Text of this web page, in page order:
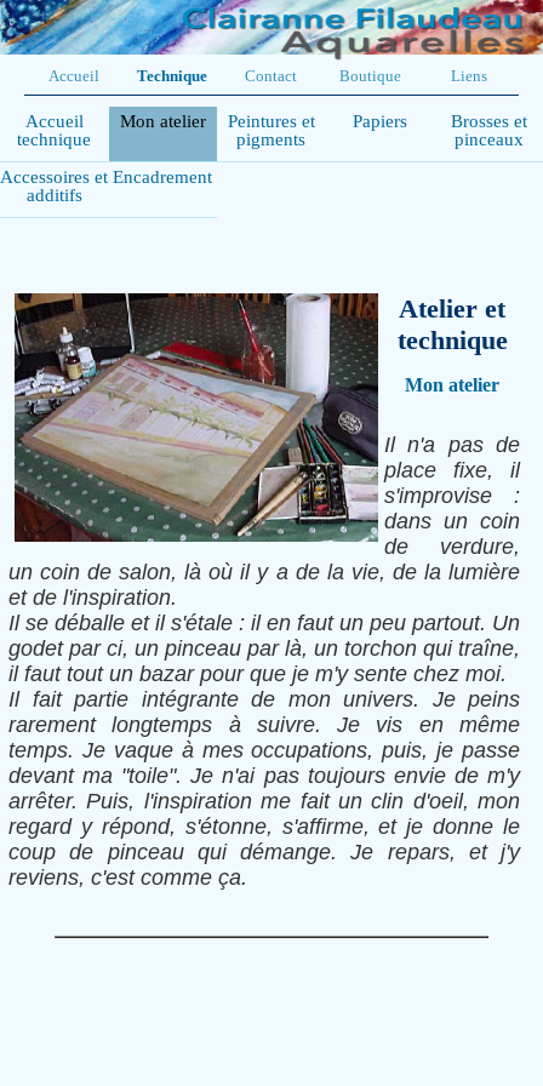
Accueil Technique Contact Boutique Liens
Atelier et
technique
Mon atelier
Il n'a pas de
place fixe, il
s'improvise :
dans un coin
de verdure,
un coin de salon, là où il y a de la vie, de la lumière
et de l'inspiration.
Il se déballe et il s'étale : il en faut un peu partout. Un
godet par ci, un pinceau par là, un torchon qui traîne,
il faut tout un bazar pour que je m'y sente chez moi.
Il fait partie intégrante de mon univers. Je peins
rarement longtemps à suivre. Je vis en même
temps. Je vaque à mes occupations, puis, je passe
devant ma "toile". Je n'ai pas toujours envie de m'y
arrêter. Puis, l'inspiration me fait un clin d'oeil, mon
regard y répond, s'étonne, s'affirme, et je donne le
coup de pinceau qui démange. Je repars, et j'y
reviens, c'est comme ça.
Accueil
technique
Mon atelier
Peintures et
pigments
Papiers
Brosses et
pinceaux
Accessoires et
additifs
Encadrement